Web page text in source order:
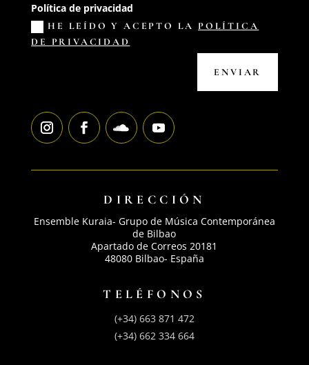
Política de privacidad
HE LEÍDO Y ACEPTO LA POLÍTICA
DE PRIVACIDAD
ENVIAR
DIRECCIÓN
Ensemble Kuraia- Grupo de Música Contemporánea
de Bilbao
Apartado de Correos 20181
48080 Bilbao- España
TELÉFONOS
(+34) 663 871 472
(+34) 662 334 664